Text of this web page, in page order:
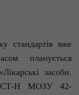
стандартів вже
планується
засоби.
СТ-Н МОЗУ 42-